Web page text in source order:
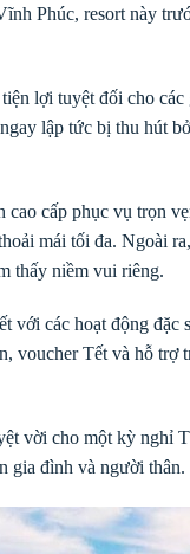
Phúc, resort này
lợi tuyệt đối cho
lập tức bị thu hút
cấp phục vụ trọn
mái tối đa. Ngoài
thấy niềm vui riêng.
các hoạt động
voucher Tết và hỗ
vời cho một kỳ nghỉ
gia đình và người thân.